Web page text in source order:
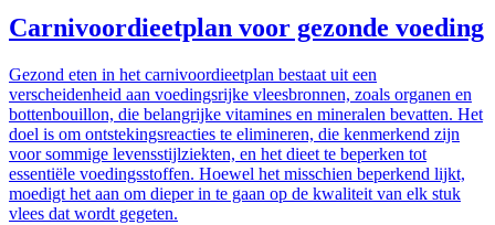
Carnivoordieetplan voor gezonde voeding
Gezond eten in het carnivoordieetplan bestaat uit een
verscheidenheid aan voedingsrijke vleesbronnen, zoals organen en
bottenbouillon, die belangrijke vitamines en mineralen bevatten. Het
doel is om ontstekingsreacties te elimineren, die kenmerkend zijn
voor sommige levensstijlziekten, en het dieet te beperken tot
essentiële voedingsstoffen. Hoewel het misschien beperkend lijkt,
moedigt het aan om dieper in te gaan op de kwaliteit van elk stuk
vlees dat wordt gegeten.